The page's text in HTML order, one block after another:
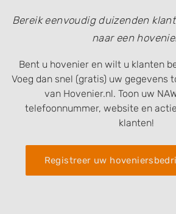
Bereik eenvoudig duizenden
naar een
Bent u hovenier en wilt u klanten
Voeg dan snel (gratis) uw gegevens
van Hovenier.nl. Toon uw
telefoonnummer, website en
klanten!
Registreer uw